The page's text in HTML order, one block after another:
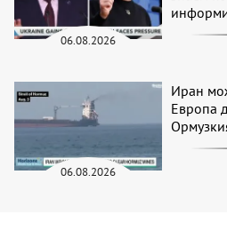
06.08.2026
06.08.2026
Иран
Европа